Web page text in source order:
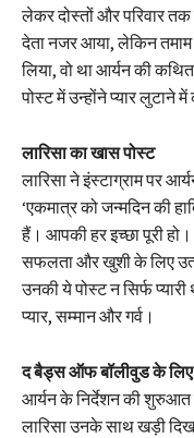
लेकर दोस्तों और परिवार
देता नजर आया, लेकिन
लिया, वो था आर्यन की
पोस्ट में उन्होंने प्यार लुटाने
लारिसा का खास पोस्ट
लारिसा ने इंस्टाग्राम पर
‘एकमात्र को जन्मदिन की
हैं। आपकी हर इच्छा पूरी
सफलता और खुशी के लिए
उनकी ये पोस्ट न सिर्फ
प्यार, सम्मान और गर्व।
द बैड्स ऑफ बॉलीवुड के लिए
आर्यन के निर्देशन की
लारिसा उनके साथ खड़ी